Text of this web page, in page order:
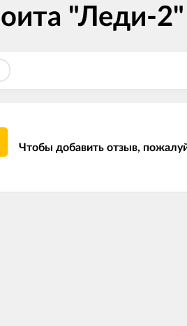
"Леди-
Чтобы добавить отзыв,